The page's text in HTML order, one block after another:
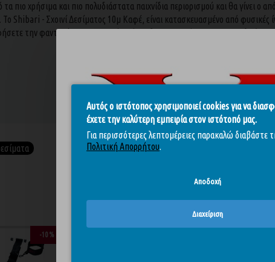
Αυτός ο ιστότοπος χρησιμοποιεί cookies για να
έχετε την καλύτερη εμπειρία στον ιστότοπό μας.
Για περισσότερες λεπτομέρειες παρακαλώ διαβάστε
Πολιτική Απορρήτου
Αποδοχή
Διαχείριση
πιο χρήσιμα και πιο πολυδιάστατα παιχνίδια περιορισμού και θα γίνει
Shibari - Σχοινί Δεσίματος 10μ Καφέ, είναι κατασκευασμένο από φυσικές
την φαντασία σας και την bondage δημιουργικότητα σας να
-10 %